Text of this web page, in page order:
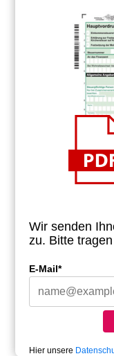
Wir senden
zu. Bitte
E-Mail*
Hier unsere